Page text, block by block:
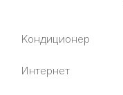
Кондиционер
Интернет